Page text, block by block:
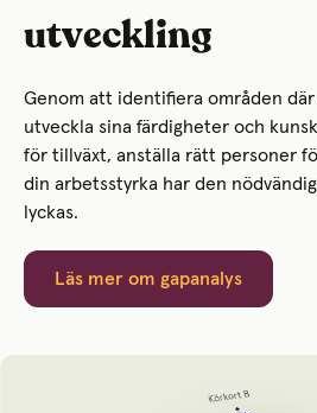
utveckling
Genom att identifiera områden
utveckla sina färdigheter och
för tillväxt, anställa rätt personer
din arbetsstyrka har den
lyckas.
Läs mer om gapanalys